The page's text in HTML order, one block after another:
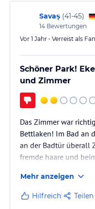
Savaş (41-45)
14 Bewertungen
Vor 1 Jahr • Verreist als
Schöner Park!
und Zimmer
Das Zimmer war
Bettlaken! Im Bad an
an der Badtür überall
fremde haare und
Toilette nicht
flecken! Kamen erst
waren totmüde so
Mehr anzeigen
Hilfreich Teilen